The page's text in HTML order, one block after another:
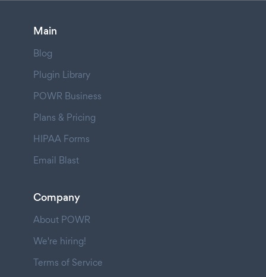
Main
Blog
Plugin Library
POWR Business
Plans & Pricing
HIPAA Forms
Email Blast
Company
About POWR
We're hiring!
Terms of Service